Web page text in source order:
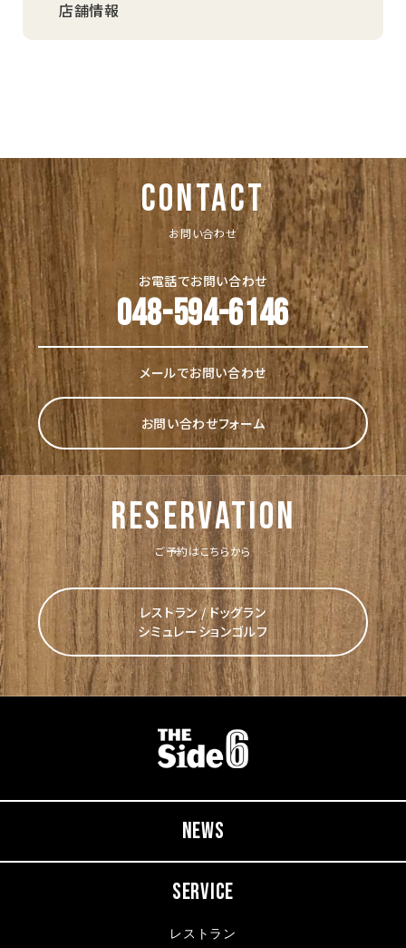
店舗情報
CONTACT
お問い合わせ
お電話でお問い合わせ
048-594-6146
メールでお問い合わせ
お問い合わせフォーム
reservation
ご予約はこちらから
レストラン / ドッグラン
シミュレーションゴルフ
NEWS
SERVICE
レストラン